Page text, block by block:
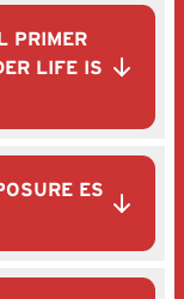
PRIMER
LIFE IS
ES